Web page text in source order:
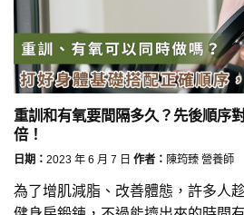
重訓和有氧要間隔多久？先後順序
倍！
日期： 2023 年 6 月 7 日 作者： 陳筠臻 營養師
為了增肌減脂、改善體態，許多人